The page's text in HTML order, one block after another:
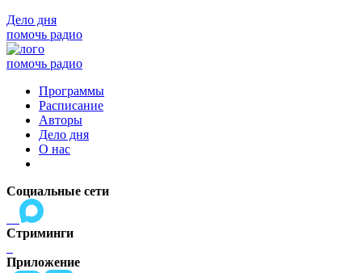
Дело дня
помочь радио
помочь радио
Программы
Расписание
Авторы
Дело дня
О нас
Социальные сети
Стриминги
Приложение